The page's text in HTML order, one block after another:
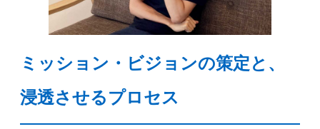
ミッション・ビジョンの策定と、
浸透させるプロセス